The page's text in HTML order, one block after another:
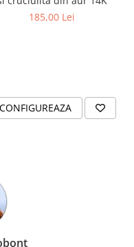
185,00 Lei
CONFIGUREAZA